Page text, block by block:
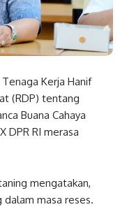
Kerja Hanif
(RDP) tentang
Buana Cahaya
DPR RI merasa
mengatakan,
dalam masa reses.